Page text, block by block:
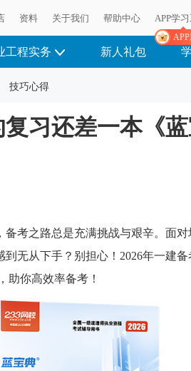
资料 关于我们 帮助中心 APP学
工程实务 新人礼包
技巧心得
习还差一本《
考之路总是充满挑战与艰辛。面对
无从下手？别担心！2026年一建备
你高效率备考！